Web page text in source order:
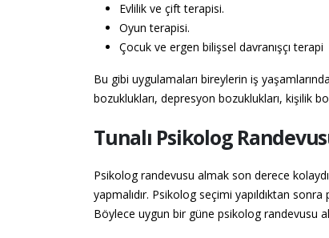
Evlilik ve çift terapisi.
Oyun terapisi.
Çocuk ve ergen bilişsel davranışçı terapi
Bu gibi uygulamaları bireylerin iş
bozuklukları, depresyon bozuklukları, kişilik
Tunalı Psikolog
Psikolog randevusu almak son derece
yapmalıdır. Psikolog seçimi yapıldıktan
Böylece uygun bir güne psikolog randevusu